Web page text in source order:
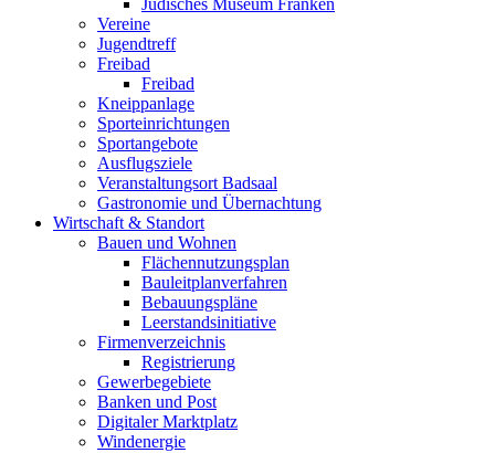
Jüdisches Museum Franken
Vereine
Jugendtreff
Freibad
Freibad
Kneippanlage
Sporteinrichtungen
Sportangebote
Ausflugsziele
Veranstaltungsort Badsaal
Gastronomie und Übernachtung
Wirtschaft & Standort
Bauen und Wohnen
Flächennutzungsplan
Bauleitplanverfahren
Bebauungspläne
Leerstandsinitiative
Firmenverzeichnis
Registrierung
Gewerbegebiete
Banken und Post
Digitaler Marktplatz
Windenergie